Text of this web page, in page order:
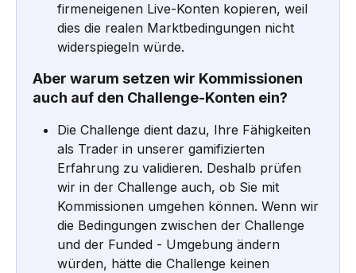
firmeneigenen Live-Konten kopieren, weil
dies die realen Marktbedingungen nicht
widerspiegeln würde.
Aber warum setzen wir Kommissionen
auch auf den Challenge-Konten ein?
Die Challenge dient dazu, Ihre Fähigkeiten
als Trader in unserer gamifizierten
Erfahrung zu validieren. Deshalb prüfen
wir in der Challenge auch, ob Sie mit
Kommissionen umgehen können. Wenn wir
die Bedingungen zwischen der Challenge
und der Funded - Umgebung ändern
würden, hätte die Challenge keinen